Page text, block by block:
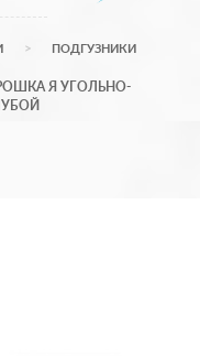
ПОДГУЗНИКИ
Я УГОЛЬНО-